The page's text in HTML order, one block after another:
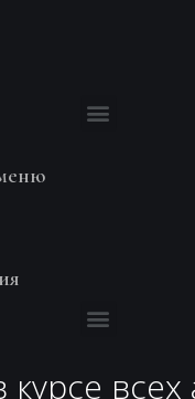
курсе